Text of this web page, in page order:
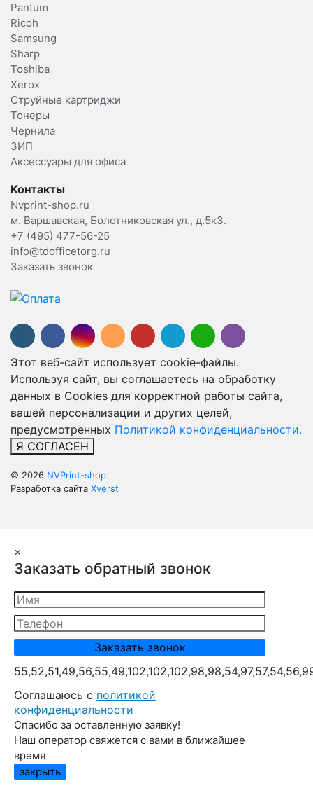
Pantum
Ricoh
Samsung
Sharp
Toshiba
Xerox
Струйные картриджи
Тонеры
Чернила
ЗИП
Аксессуары для офиса
Контакты
Nvprint-shop.ru
м. Варшавская, Болотниковская ул., д.5к3.
+7 (495) 477-56-25
info@tdofficetorg.ru
Заказать звонок
Этот веб-сайт использует cookie-файлы.
Используя сайт, вы соглашаетесь на обработку
данных в Cookies для корректной работы сайта,
вашей персонализации и других целей,
предусмотренных Политикой конфиденциальности.
Я СОГЛАСЕН
© 2026 NVPrint-shop
Разработка сайта Xverst
×
Заказать обратный звонок
Cоглашаюсь с политикой
конфиденциальности
Спасибо за оставленную заявку!
Наш оператор свяжется с вами в ближайшее
время
закрыть